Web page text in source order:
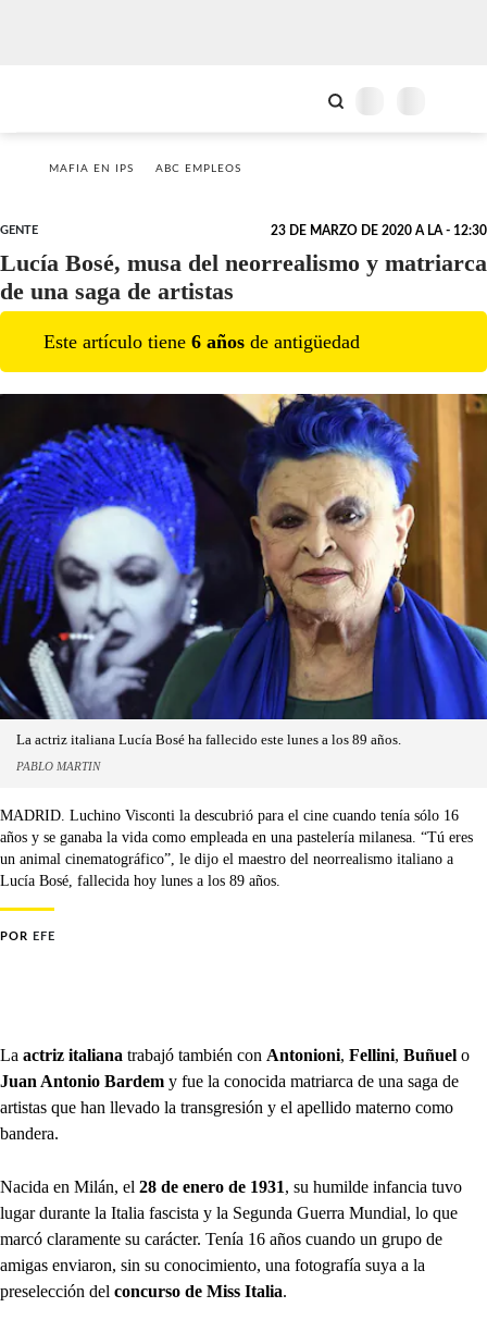
MAFIA EN IPS ABC EMPLEOS
GENTE 23 DE MARZO DE 2020 A LA - 12:30
Lucía Bosé, musa del neorrealismo y matriarca
de una saga de artistas
Este artículo tiene 6 años de antigüedad
La actriz italiana Lucía Bosé ha fallecido este lunes a los 89 años.
PABLO MARTIN
MADRID. Luchino Visconti la descubrió para el cine cuando tenía sólo 16
años y se ganaba la vida como empleada en una pastelería milanesa. “Tú eres
un animal cinematográfico”, le dijo el maestro del neorrealismo italiano a
Lucía Bosé, fallecida hoy lunes a los 89 años.
POR EFE
La actriz italiana trabajó también con Antonioni, Fellini, Buñuel o
Juan Antonio Bardem y fue la conocida matriarca de una saga de
artistas que han llevado la transgresión y el apellido materno como
bandera.
Nacida en Milán, el 28 de enero de 1931, su humilde infancia tuvo
lugar durante la Italia fascista y la Segunda Guerra Mundial, lo que
marcó claramente su carácter. Tenía 16 años cuando un grupo de
amigas enviaron, sin su conocimiento, una fotografía suya a la
preselección del concurso de Miss Italia.